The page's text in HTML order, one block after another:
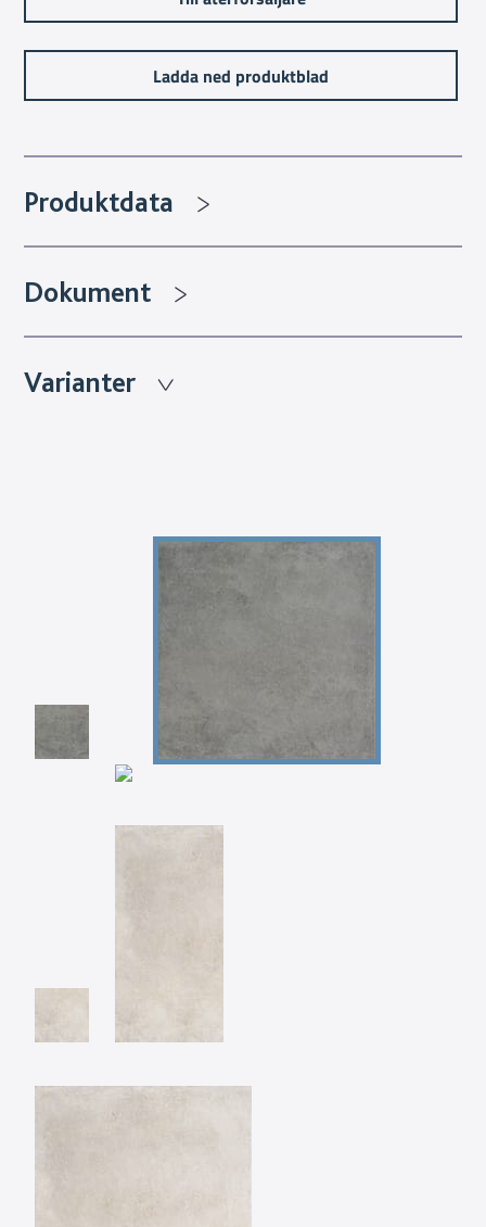
Ladda ned produktblad
Produktdata
Dokument
Varianter